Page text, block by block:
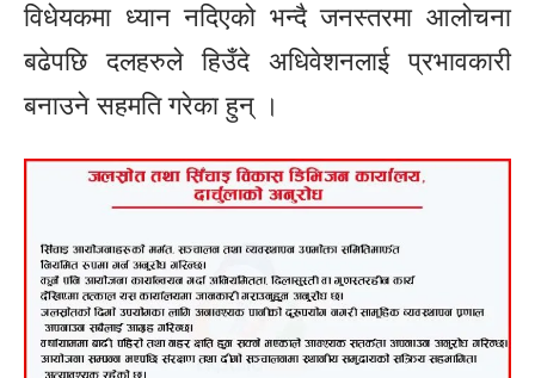
विधेयकमा ध्यान नदिएको भन्दै जनस्तरमा आलोचना
बढेपछि दलहरुले हिउँदे अधिवेशनलाई प्रभावकारी
बनाउने सहमति गरेका हुन् ।